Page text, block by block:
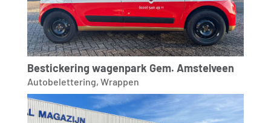
Bestickering wagenpark Gem. Amstelveen
Autobelettering, Wrappen